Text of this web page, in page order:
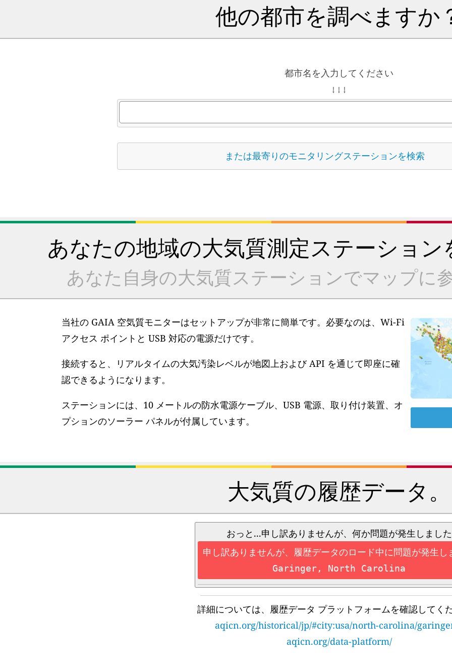
他の都市を調べますか
都市名を入力してください
↓ ↓ ↓
または最寄りのモニタリングステーションを検索
あなたの地域の大気質測定ステーショ
あなた自身の大気質ステーションでマップに
当社の GAIA 空気質モニターはセットアップが非常に簡単です。必要なのは、Wi-Fi
アクセス ポイントと USB 対応の電源だけです。
接続すると、リアルタイムの大気汚染レベルが地図上および API を通じて即座に確
認できるようになります。
ステーションには、10 メートルの防水電源ケーブル、USB 電源、取り付け装置、オ
プションのソーラー パネルが付属しています。
大気質の履歴データ。
おっと...申し訳ありませんが、何か問題が発生しました
申し訳ありませんが、履歴データのロード中に問題が発生し
Garinger, North Carolina
詳細については、履歴データ プラットフォームを確認してく
aqicn.org/historical/jp/#city:usa/north-carolina/
aqicn.org/data-platform/